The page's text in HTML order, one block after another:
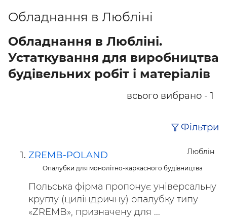
Обладнання в Любліні
Обладнання в Любліні.
Устаткування для виробництва
будівельних робіт і матеріалів
всього вибрано - 1
Фільтри
Люблін
ZREMB-POLAND
Опалубки для монолітно-каркасного будівництва
Польська фірма пропонує універсальну
круглу (циліндричну) опалубку типу
«ZREMB», призначену для ...